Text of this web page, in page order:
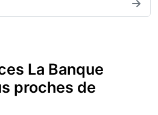
La Banque
proches de